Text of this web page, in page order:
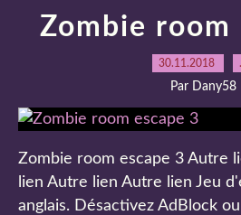
Zombie room
30.11.2018
Par Dany58
Zombie room escape 3 Autre
lien Autre lien Autre lien Jeu
anglais. Désactivez AdBlock